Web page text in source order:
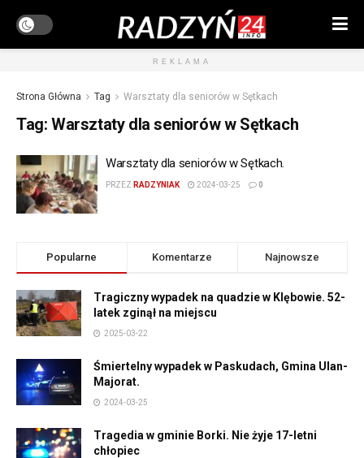
REKLAMA
Strona Główna Tag Warsztaty dla seniorów w Sętkach
Tag: Warsztaty dla seniorów w Sętkach
Warsztaty dla seniorów w Sętkach.
PRZEZ RADZYNIAK 2024-03-25 0
Popularne Komentarze Najnowsze
Tragiczny wypadek na quadzie w Klębowie. 52-
latek zginął na miejscu
2025-03-22
Śmiertelny wypadek w Paskudach, Gmina Ulan-
Majorat.
2024-03-25
Tragedia w gminie Borki. Nie żyje 17-letni
chłopiec